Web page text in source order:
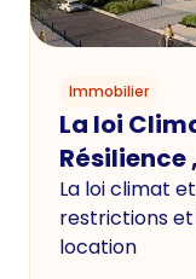
Immobilier
La loi
Résilience
La loi climat
restrictions
location